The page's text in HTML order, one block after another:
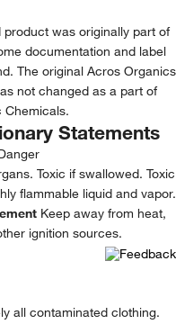
was originally part of
documentation and label
The original Acros Organics
not changed as a part of
Chemicals.
Statements
Toxic if swallowed. Toxic
flammable liquid and vapor.
Keep away from heat,
ignition sources.
all contaminated clothing.